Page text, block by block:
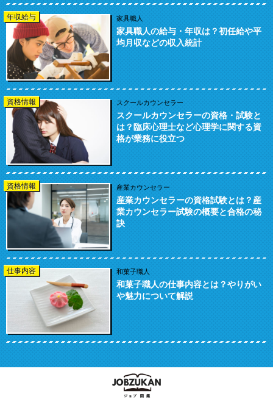
年収給与 家具職人
家具職人の給与・年収は？初任給や平
均月収などの収入統計
資格情報 スクールカウンセラー
スクールカウンセラーの資格・試験と
は？臨床心理士など心理学に関する資
格が業務に役立つ
資格情報 産業カウンセラー
産業カウンセラーの資格試験とは？産
業カウンセラー試験の概要と合格の秘
訣
仕事内容 和菓子職人
和菓子職人の仕事内容とは？やりがい
や魅力について解説